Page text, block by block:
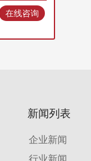
在线咨询
新闻列表
企业新闻